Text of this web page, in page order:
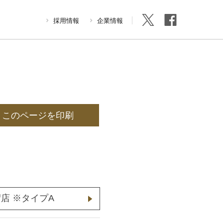
採用情報 企業情報
このページを印刷
店 ※タイプA